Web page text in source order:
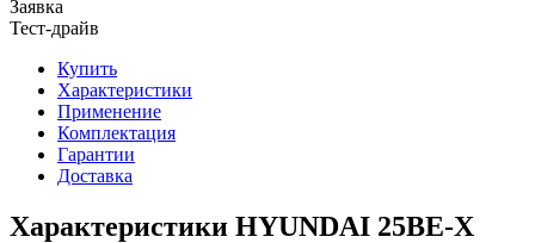
Заявка
Тест-драйв
Купить
Характеристики
Применение
Комплектация
Гарантии
Доставка
Характеристики HYUNDAI 25BE-X